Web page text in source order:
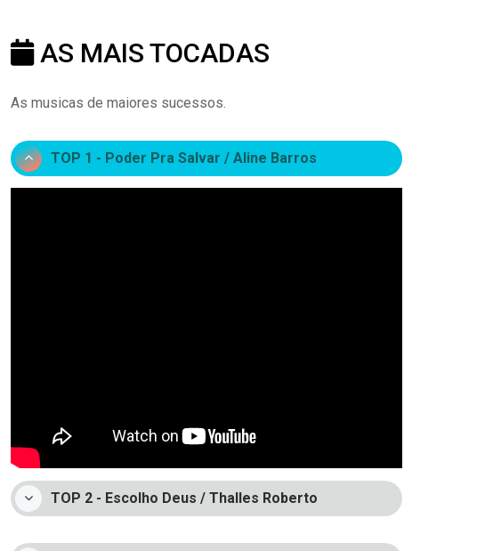
AS MAIS TOCADAS
As musicas de maiores sucessos.
TOP 1 - Poder Pra Salvar / Aline Barros
TOP 2 - Escolho Deus / Thalles Roberto